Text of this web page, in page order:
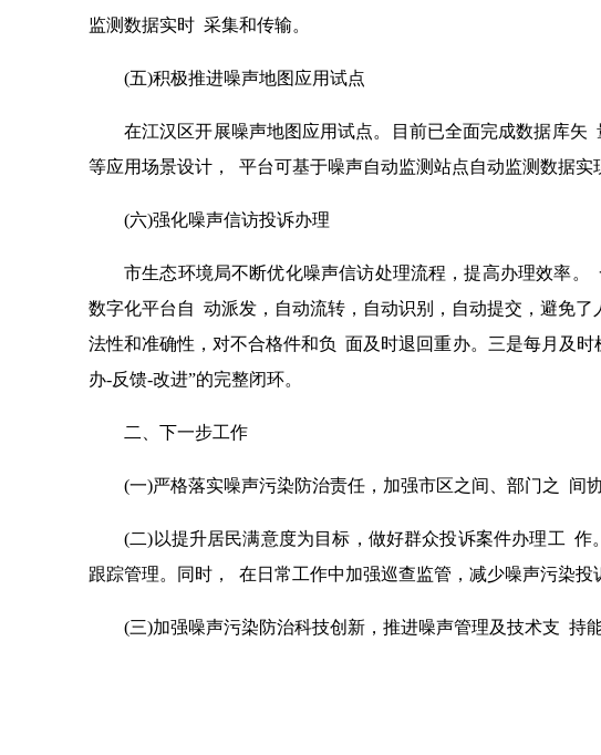
监测数据实时 采集和传输。
(五)积极推进噪声地图应用试点
在江汉区开展噪声地图应用试点。目前已全面完成数据库
等应用场景设计， 平台可基于噪声自动监测站点自动监测数据
(六)强化噪声信访投诉办理
市生态环境局不断优化噪声信访处理流程，提高办理效率
数字化平台自 动派发，自动流转，自动识别，自动提交，避免
法性和准确性，对不合格件和负 面及时退回重办。三是每月及
办-反馈-改进”的完整闭环。
二、下一步工作
(一)严格落实噪声污染防治责任，加强市区之间、部门之 间
(二)以提升居民满意度为目标，做好群众投诉案件办理工
跟踪管理。同时， 在日常工作中加强巡查监管，减少噪声污染投
(三)加强噪声污染防治科技创新，推进噪声管理及技术支 持